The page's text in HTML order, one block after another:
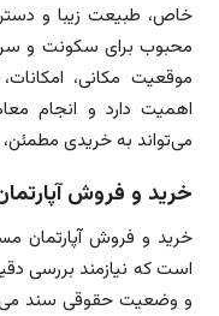
خاص، طبیعت زیبا و
محبوب برای سکونت و
موقعیت مکانی،
اهمیت دارد و انجام
می‌تواند به خریدی
خرید و فروش
خرید و فروش آپارتمان
است که نیازمند بررسی
و وضعیت حقوقی سند